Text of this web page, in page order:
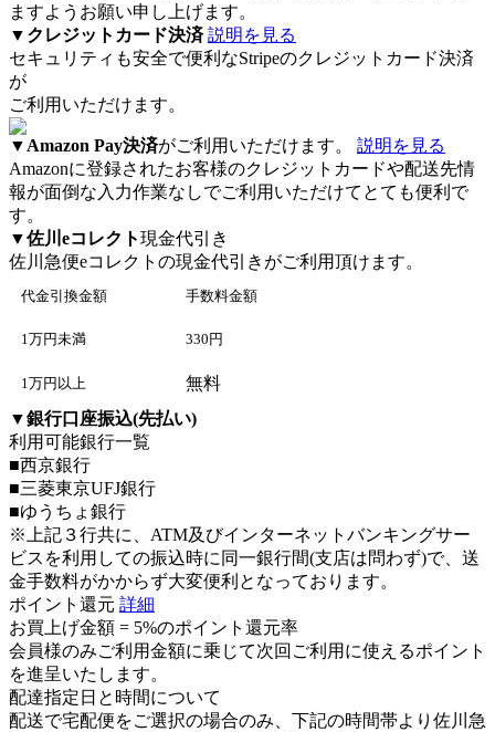
ますようお願い申し上げます。
▼ クレジットカード決済 説明を見る
セキュリティも安全で便利なStripeのクレジットカード決済
が
ご利用いただけます。
▼ Amazon Pay決済がご利用いただけます。 説明を見る
Amazonに登録されたお客様のクレジットカードや配送先情
報が面倒な入力作業なしでご利用いただけてとても便利で
す。
▼佐川eコレクト現金代引き
佐川急便eコレクト の現金代引きがご利用頂けます。
代金引換金額 手数料金額
1万円未満 330円
1万円以上
無料
▼銀行口座振込(先払い)
利用可能銀行一覧
■西京銀行
■三菱東京UFJ銀行
■ゆうちょ銀行
※上記３行共に、ATM及びインターネットバンキングサー
ビスを利用しての振込時に同一銀行間(支店は問わず)で、送
金手数料がかからず大変便利となっております。
ポイント還元 詳細
お買上げ金額 = 5%のポイント還元率
会員様のみご利用金額に乗じて次回ご利用に使えるポイント
を進呈いたします。
配達指定日と時間について
配送で宅配便をご選択の場合のみ、下記の時間帯より佐川急